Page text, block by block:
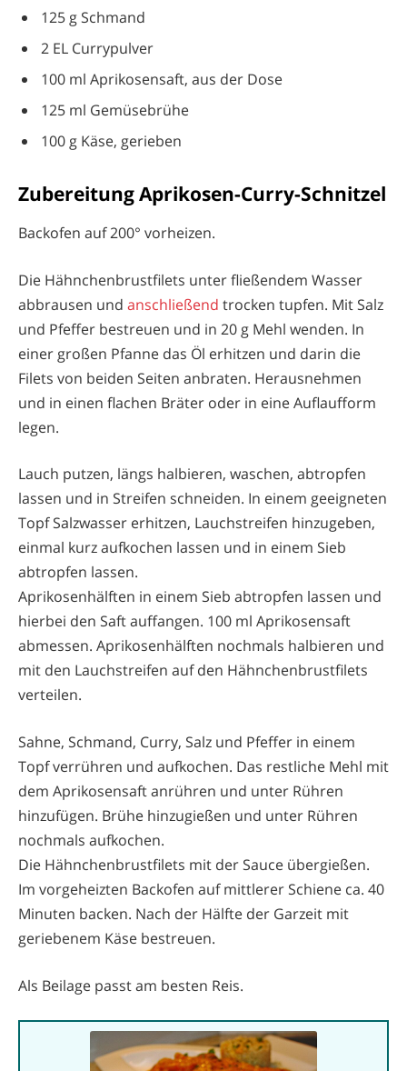
125 g Schmand
2 EL Currypulver
100 ml Aprikosensaft, aus der Dose
125 ml Gemüsebrühe
100 g Käse, gerieben
Zubereitung Aprikosen-Curry-Schnitzel
Backofen auf 200° vorheizen.
Die Hähnchenbrustfilets unter fließendem Wasser
abbrausen und anschließend trocken tupfen. Mit Salz
und Pfeffer bestreuen und in 20 g Mehl wenden. In
einer großen Pfanne das Öl erhitzen und darin die
Filets von beiden Seiten anbraten. Herausnehmen
und in einen flachen Bräter oder in eine Auflaufform
legen.
Lauch putzen, längs halbieren, waschen, abtropfen
lassen und in Streifen schneiden. In einem geeigneten
Topf Salzwasser erhitzen, Lauchstreifen hinzugeben,
einmal kurz aufkochen lassen und in einem Sieb
abtropfen lassen.
Aprikosenhälften in einem Sieb abtropfen lassen und
hierbei den Saft auffangen. 100 ml Aprikosensaft
abmessen. Aprikosenhälften nochmals halbieren und
mit den Lauchstreifen auf den Hähnchenbrustfilets
verteilen.
Sahne, Schmand, Curry, Salz und Pfeffer in einem
Topf verrühren und aufkochen. Das restliche Mehl mit
dem Aprikosensaft anrühren und unter Rühren
hinzufügen. Brühe hinzugießen und unter Rühren
nochmals aufkochen.
Die Hähnchenbrustfilets mit der Sauce übergießen.
Im vorgeheizten Backofen auf mittlerer Schiene ca. 40
Minuten backen. Nach der Hälfte der Garzeit mit
geriebenem Käse bestreuen.
Als Beilage passt am besten Reis.